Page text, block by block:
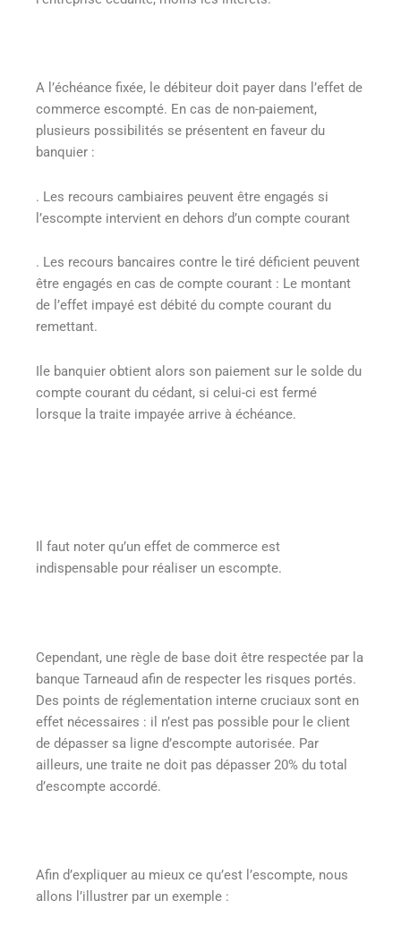
A l’échéance fixée, le débiteur doit payer dans l’effet de
commerce escompté. En cas de non-paiement,
plusieurs possibilités se présentent en faveur du
banquier :
. Les recours cambiaires peuvent être engagés si
l’escompte intervient en dehors d’un compte courant
. Les recours bancaires contre le tiré déficient peuvent
être engagés en cas de compte courant : Le montant
de l’effet impayé est débité du compte courant du
remettant.
Ile banquier obtient alors son paiement sur le solde du
compte courant du cédant, si celui-ci est fermé
lorsque la traite impayée arrive à échéance.
Il faut noter qu’un effet de commerce est
indispensable pour réaliser un escompte.
Cependant, une règle de base doit être respectée par la
banque Tarneaud afin de respecter les risques portés.
Des points de réglementation interne cruciaux sont en
effet nécessaires : il n’est pas possible pour le client
de dépasser sa ligne d’escompte autorisée. Par
ailleurs, une traite ne doit pas dépasser 20% du total
d’escompte accordé.
Afin d’expliquer au mieux ce qu’est l’escompte, nous
allons l’illustrer par un exemple :